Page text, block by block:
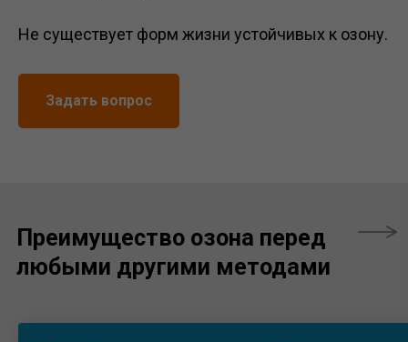
Не существует форм жизни устойчивых к озону.
Задать вопрос